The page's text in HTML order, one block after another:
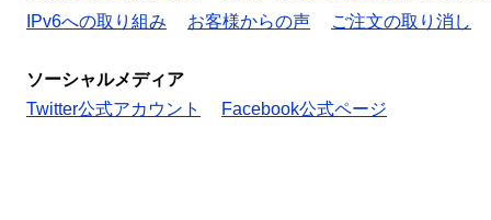
IPv6への取り組み
お客様からの声 ご注文の取り消し
ソーシャルメディア
Twitter公式アカウント
Facebook公式ページ